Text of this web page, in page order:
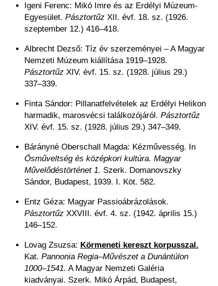
Igeni Ferenc: Mikó Imre és az Erdélyi Múzeum-
Egyesület. PásztortűzXII. évf. 18. sz. (1926.
szeptember 12.) 416–418.
Albrecht Dezső: Tíz év szerzeményei – A Magyar
Nemzeti Múzeum kiállítása 1919–1928.
PásztortűzXIV. évf. 15. sz. (1928. július 29.)
337–339.
Finta Sándor: Pillanatfelvételek az Erdélyi Helikon
harmadik, marosvécsi találkozójáról. Pásztortűz
XIV. évf. 15. sz. (1928. július 29.) 347–349.
Bárányné Oberschall Magda: Kézművesség. In
Ősműveltség és középkori kultúra. Magyar
Művelődéstörténet 1. Szerk. Domanovszky
Sándor, Budapest, 1939. I. Köt. 582.
Entz Géza: Magyar Passioábrázolások.
PásztortűzXXVIII. évf. 4. sz. (1942. április 15.)
146–152.
Lovag Zsuzsa: Körmeneti kereszt korpusszal.
Kat. Pannonia Regia–Művészet a Dunántúlon
1000–1541. A Magyar Nemzeti Galéria
kiadványai. Szerk. Mikó Árpád, Budapest,